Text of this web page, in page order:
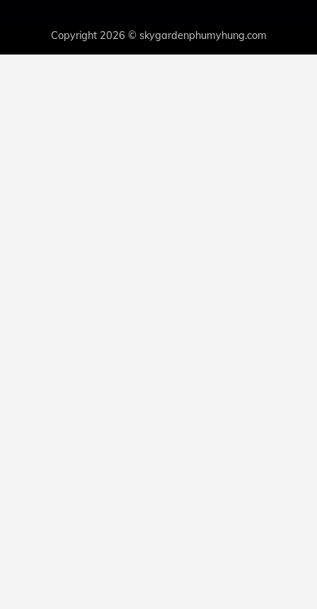
Copyright 2026 © skygardenphumyhung.com